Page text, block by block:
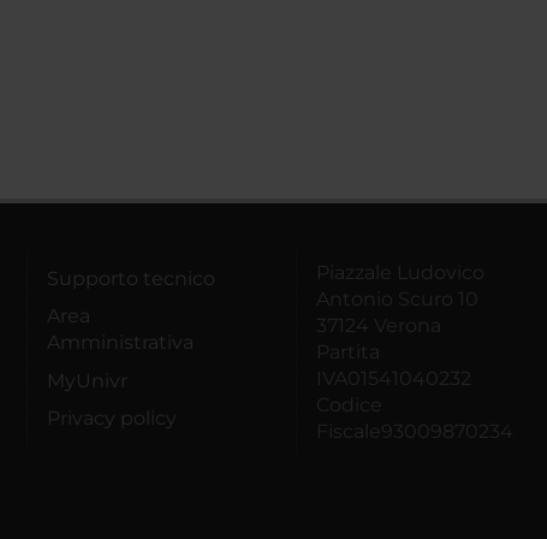
Supporto tecnico
Area
Amministrativa
MyUnivr
Privacy policy
Piazzale Ludovico
Antonio Scuro 10
37124 Verona
Partita
IVA01541040232
Codice
Fiscale93009870234